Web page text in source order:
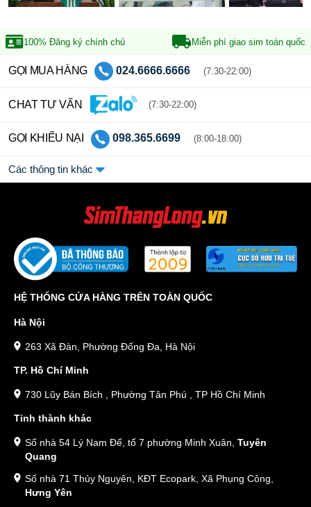
100% Đăng ký chính chủ Miễn phí giao sim toàn quốc
GỌI MUA HÀNG 024.6666.6666 (7:30-22:00)
CHAT TƯ VẤN (7:30-22:00)
GỌI KHIẾU NẠI 098.365.6699 (8:00-18:00)
Các thông tin khác
HỆ THỐNG CỬA HÀNG TRÊN TOÀN QUỐC
Hà Nội
263 Xã Đàn, Phường Đống Đa, Hà Nội
TP. Hồ Chí Minh
730 Lũy Bán Bích , Phường Tân Phú , TP Hồ Chí Minh
Tỉnh thành khác
Số nhà 54 Lý Nam Đế, tổ 7 phường Minh Xuân, Tuyên
Quang
Số nhà 71 Thủy Nguyên, KĐT Ecopark, Xã Phụng Công,
Hưng Yên